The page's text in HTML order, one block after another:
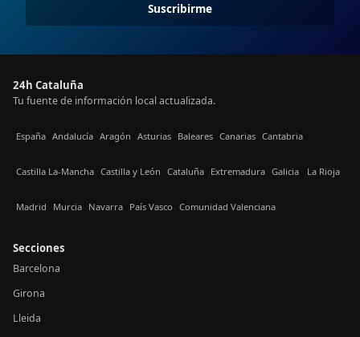
Suscribirme
24h Cataluña
Tu fuente de información local actualizada.
España Andalucía Aragón Asturias Baleares Canarias Cantabria
Castilla La-Mancha Castilla y León Cataluña Extremadura Galicia La Rioja
Madrid Murcia Navarra País Vasco Comunidad Valenciana
Secciones
Barcelona
Girona
Lleida